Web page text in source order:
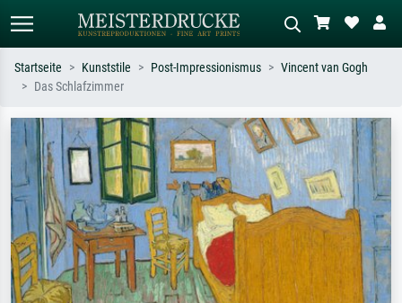
Suchen Sie nach Künstlern, Werktiteln
oder Stilen – z.B. Monet,
Sternennacht, Impressionismus, Welle
Hokusai, Akt.
Beschreiben Sie die Szene – z.B. Grüne
Wiese, Abstrakt mit viel Rot, Dunkles
Ölgemälde, Stehender Akt neben einem
Baum.
Startseite Kunststile Post-Impressionismus
Vincent van Gogh
Das Schlafzimmer